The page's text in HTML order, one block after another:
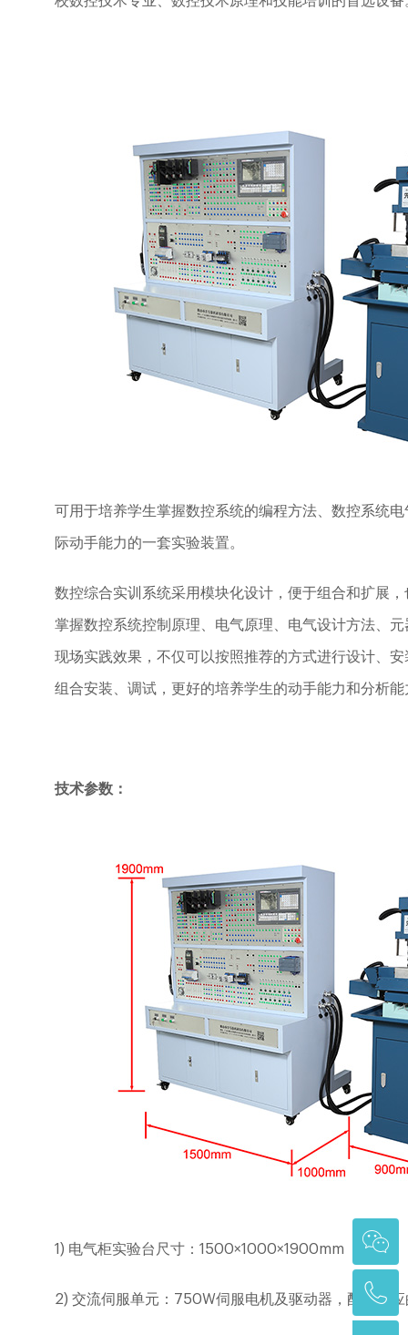
可用于培养学生掌握数控系统的编程方法、数控系统
际动手能力的一套实验装置。
数控综合实训系统采用模块化设计，便于组合和扩展
掌握数控系统控制原理、电气原理、电气设计方法、
现场实践效果，不仅可以按照推荐的方式进行设计、
组合安装、调试，更好的培养学生的动手能力和分析能
技术参数：
1) 电气柜实验台尺寸： 1500×1000×1900mm
2) 交流伺服单元： 750W伺服电机及驱动器，配有相